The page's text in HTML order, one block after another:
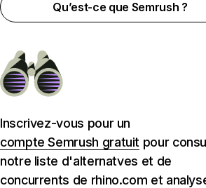
Qu’est-ce que Semrush ?
Inscrivez-vous pour un
compte Semrush gratuit pour
notre liste d'alternatves et de
concurrents de rhino.com et